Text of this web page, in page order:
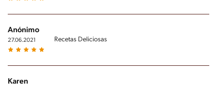
Anónimo
27.06.2021 Recetas Deliciosas
Karen